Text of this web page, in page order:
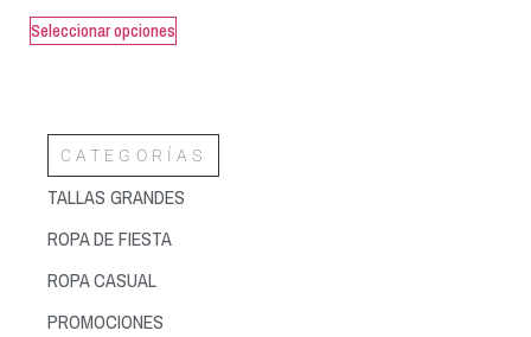
CATEGORÍAS
TALLAS GRANDES
ROPA DE FIESTA
ROPA CASUAL
PROMOCIONES
Seleccionar opciones